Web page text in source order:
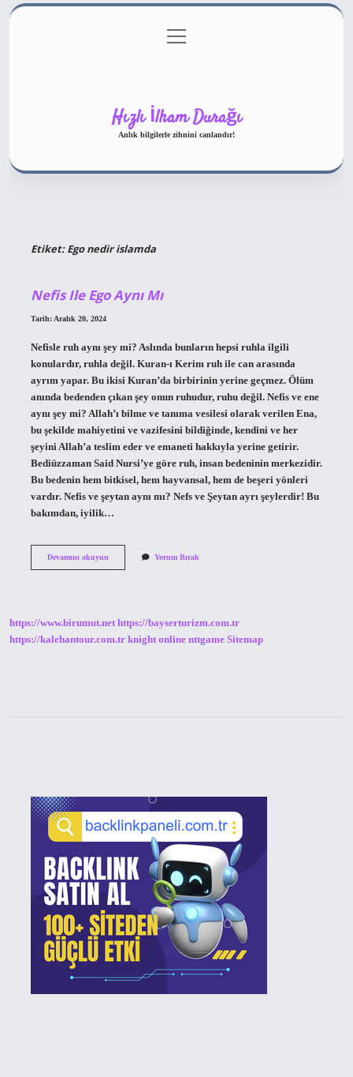
Gizlilik Politikası
menüyü
aç
Hızlı İlham Durağı
Anlık bilgilerle zihnini canlandır!
Etiket:Ego nedir islamda
Nefis Ile Ego Aynı Mı
Tarih: Aralık 20, 2024
Nefisle ruh aynı şey mi? Aslında bunların hepsi ruhla ilgili
konulardır, ruhla değil. Kuran-ı Kerim ruh ile can arasında
ayrım yapar. Bu ikisi Kuran’da birbirinin yerine geçmez. Ölüm
anında bedenden çıkan şey onun ruhudur, ruhu değil. Nefis ve ene
aynı şey mi? Allah’ı bilme ve tanıma vesilesi olarak verilen Ena,
bu şekilde mahiyetini ve vazifesini bildiğinde, kendini ve her
şeyini Allah’a teslim eder ve emaneti hakkıyla yerine getirir.
Bediüzzaman Said Nursi’ye göre ruh, insan bedeninin merkezidir.
Bu bedenin hem bitkisel, hem hayvansal, hem de beşeri yönleri
vardır. Nefis ve şeytan aynı mı? Nefs ve Şeytan ayrı şeylerdir! Bu
bakımdan, iyilik…
Devamını okuyunNefis
Yorum Bırak
https://www.birumut.net https://bayserturizm.com.tr
https://kalehantour.com.tr knight online nttgame Sitemap